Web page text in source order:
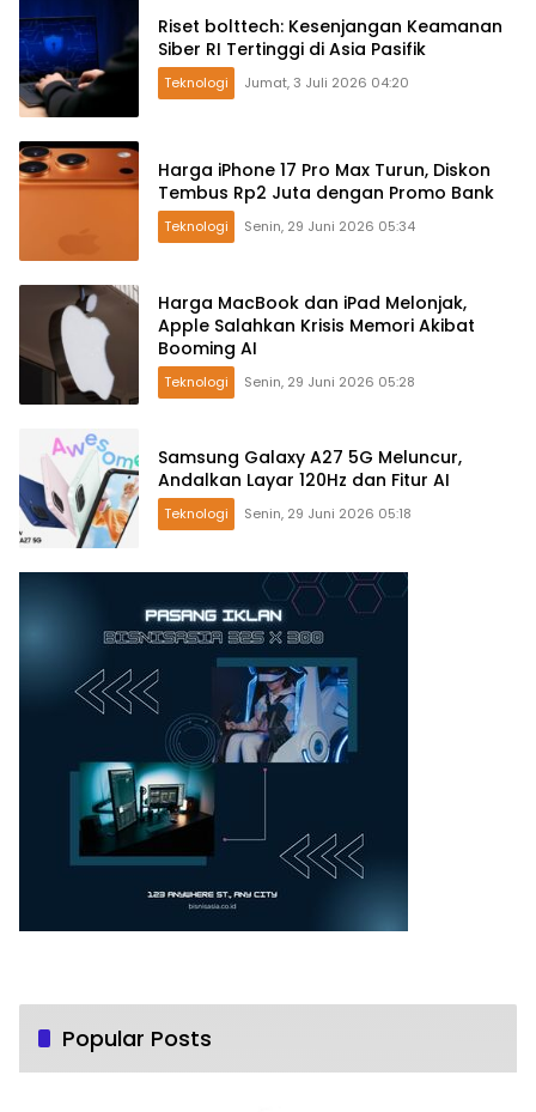
Riset bolttech: Kesenjangan Keamanan
Siber RI Tertinggi di Asia Pasifik
Teknologi Jumat, 3 Juli 2026 04:20
Harga iPhone 17 Pro Max Turun, Diskon
Tembus Rp2 Juta dengan Promo Bank
Teknologi Senin, 29 Juni 2026 05:34
Harga MacBook dan iPad Melonjak,
Apple Salahkan Krisis Memori Akibat
Booming AI
Teknologi Senin, 29 Juni 2026 05:28
Samsung Galaxy A27 5G Meluncur,
Andalkan Layar 120Hz dan Fitur AI
Teknologi Senin, 29 Juni 2026 05:18
Popular Posts